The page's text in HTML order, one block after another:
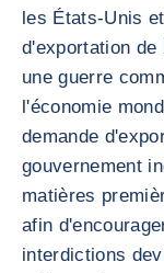
les États-Unis
d'exportation de
une guerre
l'économie
demande
gouvernement
matières
afin
interdictions